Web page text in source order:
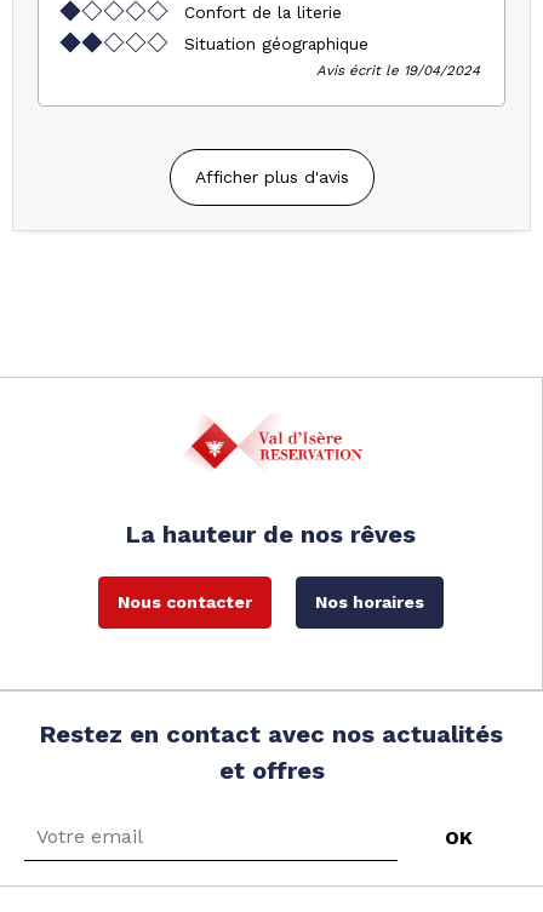
Confort de la literie
Situation géographique
Avis écrit le 19/04/2024
Afficher plus d'avis
La hauteur de nos rêves
Nous contacter Nos horaires
Restez en contact avec nos actualités
et offres